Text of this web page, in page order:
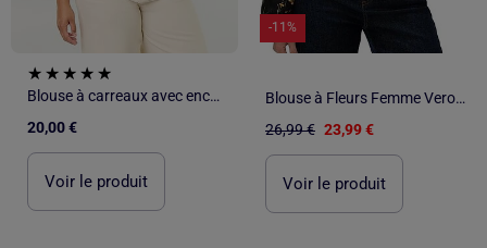
Blouse à carreaux avec encolure nouée
20,00 €
Voir le produit
-11%
Blouse à Fleurs Femme Vero Moda
26,99 € 23,99 €
Voir le produit